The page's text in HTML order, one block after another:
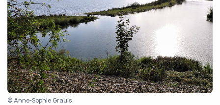
© Anne-Sophie Grauls